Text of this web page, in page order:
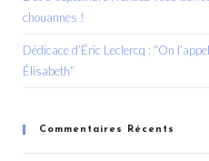
chouannes !
Dédicace d’Éric Leclercq : “On
Élisabeth”
Commentaires Récents